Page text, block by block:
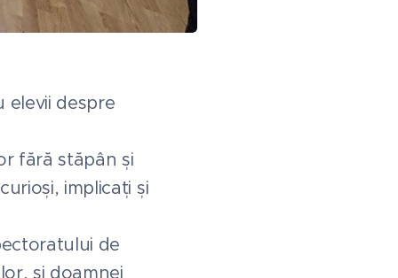
elevii despre
fără stăpân și
implicați și
de
și doamnei